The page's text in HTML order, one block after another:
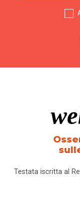
Testata iscritta al